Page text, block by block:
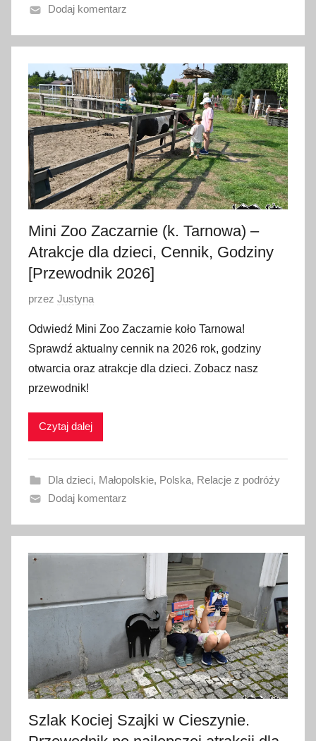
2
c
z
e
r
w
c
a
0
2
6
Dodaj komentarz
Mini Zoo Zaczarnie (k. Tarnowa) –
Atrakcje dla dzieci, Cennik, Godziny
[Przewodnik 2026]
O
u
b
l
i
w
n
o
c
z
w
0
2
6
przez Justyna
Odwiedź Mini Zoo Zaczarnie koło Tarnowa!
Sprawdź aktualny cennik na 2026 rok, godziny
otwarcia oraz atrakcje dla dzieci. Zobacz nasz
przewodnik!
Czytaj dalej
Dla dzieci, Małopolskie, Polska, Relacje z podróży
Dodaj komentarz
Szlak Kociej Szajki w Cieszynie.